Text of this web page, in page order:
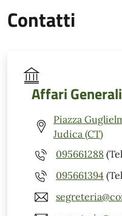
Contatti
Affari
Piazza
Judica (CT)
095661288
095661394